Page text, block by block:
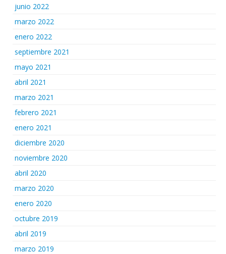
junio 2022
marzo 2022
enero 2022
septiembre 2021
mayo 2021
abril 2021
marzo 2021
febrero 2021
enero 2021
diciembre 2020
noviembre 2020
abril 2020
marzo 2020
enero 2020
octubre 2019
abril 2019
marzo 2019